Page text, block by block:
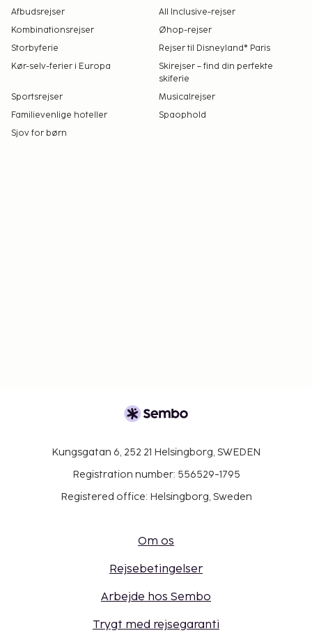
Afbudsrejser
All Inclusive-rejser
Kombinationsrejser
Øhop-rejser
Storbyferie
Rejser til Disneyland® Paris
Kør-selv-ferier i Europa
Skirejser – find din perfekte
skiferie
Sportsrejser
Musicalrejser
Familievenlige hoteller
Spaophold
Sjov for børn
Kungsgatan 6, 252 21 Helsingborg, SWEDEN
Registration number: 556529-1795
Registered office: Helsingborg, Sweden
Om os
Rejsebetingelser
Arbejde hos Sembo
Trygt med rejsegaranti